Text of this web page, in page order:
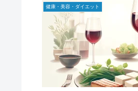
健康・美容・ダイエット